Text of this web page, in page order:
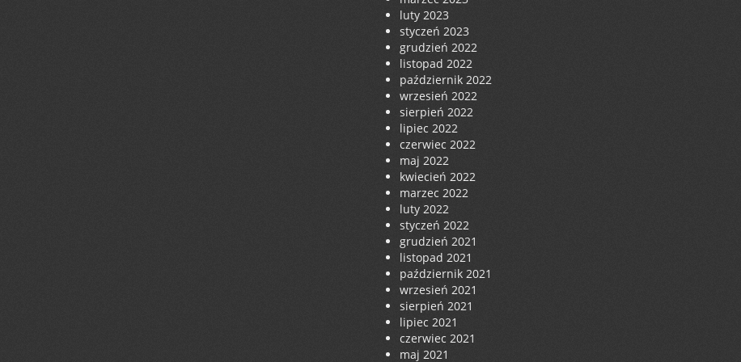
luty 2023
styczeń 2023
grudzień 2022
listopad 2022
październik 2022
wrzesień 2022
sierpień 2022
lipiec 2022
czerwiec 2022
maj 2022
kwiecień 2022
marzec 2022
luty 2022
styczeń 2022
grudzień 2021
listopad 2021
październik 2021
wrzesień 2021
sierpień 2021
lipiec 2021
czerwiec 2021
maj 2021